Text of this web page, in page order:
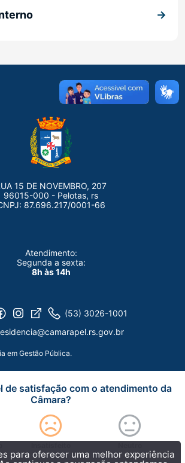
15 DE NOVEMBRO, 207
96015-000 - Pelotas, rs
87.696.217/0001-66
Atendimento:
Segunda a sexta:
8h às 14h
(53) 3026-1001
em Gestão Pública.
para oferecer uma melhor experiência
de satisfação com o atendimento da
Câmara?